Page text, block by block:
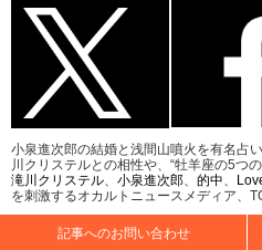
小泉進次郎の結婚と浅間山噴火を有名占
川クリステルとの相性や、“牡羊座の5つ
滝川クリステル、 小泉進次郎、 的中、
を刺激するオカルトニュースメディア、
記事へのお問い合わせ